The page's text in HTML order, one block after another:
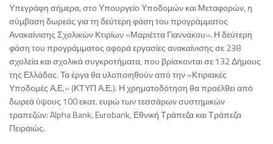
Υπεγράφη σήμερα, στο Υπουργείο Υποδομών και Μεταφορών, η
σύμβαση δωρεάς για τη δεύτερη φάση του προγράμματος
Ανακαίνισης Σχολικών Κτιρίων «Μαριέττα Γιαννάκου». Η δεύτερη
φάση του προγράμματος αφορά εργασίες ανακαίνισης σε 238
σχολεία και σχολικά συγκροτήματα, που βρίσκονται σε 132 Δήμους
της Ελλάδας. Τα έργα θα υλοποιηθούν από την «Κτιριακές
Υποδομές Α.Ε.» (ΚΤΥΠ Α.Ε.). Η χρηματοδότηση θα προέλθει από
δωρεά ύψους 100 εκατ. ευρώ των τεσσάρων συστημικών
τραπεζών: Alpha Bank, Eurobank, Εθνική Τράπεζα και Τράπεζα
Πειραιώς.